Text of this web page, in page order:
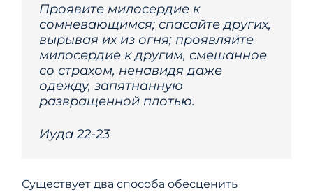
Проявите милосердие к
сомневающимся; спасайте других,
вырывая их из огня; проявляйте
милосердие к другим, смешанное
со страхом, ненавидя даже
одежду, запятнанную
развращенной плотью.
Иуда 22-23
Существует два способа обесценить